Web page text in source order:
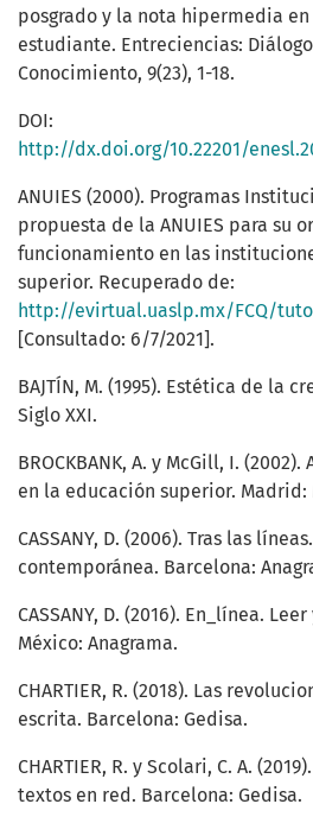
posgrado y la nota hipermedia
estudiante. Entreciencias:
Conocimiento, 9(23), 1-18.
DOI:
http://dx.doi.org/10.22201/
ANUIES (2000). Programas
propuesta de la ANUIES para su
funcionamiento en las
superior. Recuperado de:
http://evirtual.uaslp.mx/FCQ/tutorias/Documentos%20compartidos/INTRODUCCION/
[Consultado: 6/7/2021].
BAJTÍN, M. (1995). Estética de la
Siglo XXI.
BROCKBANK, A. y McGill, I.
en la educación superior. Madrid:
CASSANY, D. (2006). Tras las
contemporánea. Barcelona:
CASSANY, D. (2016). En_línea.
México: Anagrama.
CHARTIER, R. (2018). Las
escrita. Barcelona: Gedisa.
CHARTIER, R. y Scolari, C. A.
textos en red. Barcelona: Gedisa.